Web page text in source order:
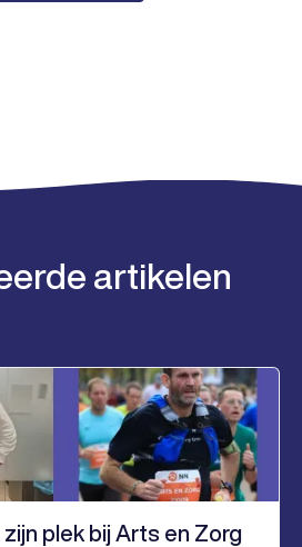
artikelen
plek bij Arts en Zorg